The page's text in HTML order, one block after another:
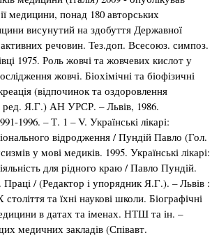
медицини, понад 180 авторських
висунутий на здобуття Державної
речовин. Тез.доп. Всесоюз. симпоз.
1975. Роль жовчі та жовчевих кислот у
жовчі. Біохімічні та біофізичні
(відпочинок та оздоровлення
ред. Я.Г.) АН УРСР. – Львів, 1986.
1996. – Т. 1 – V. Українські лікарі:
відродження / Пундій Павло (Гол.
у мові медиків. 1995. Українські лікарі:
для рідного краю / Павло Пундій.
/ (Редактор і упорядник Я.Г.). – Львів :
та їхні наукові школи. Біографічні
в датах та іменах. НТШ та ін. –
медичних закладів (Співавт.